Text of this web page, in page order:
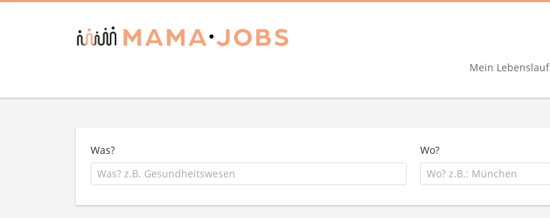
Mein Lebenslauf
Was? Wo?